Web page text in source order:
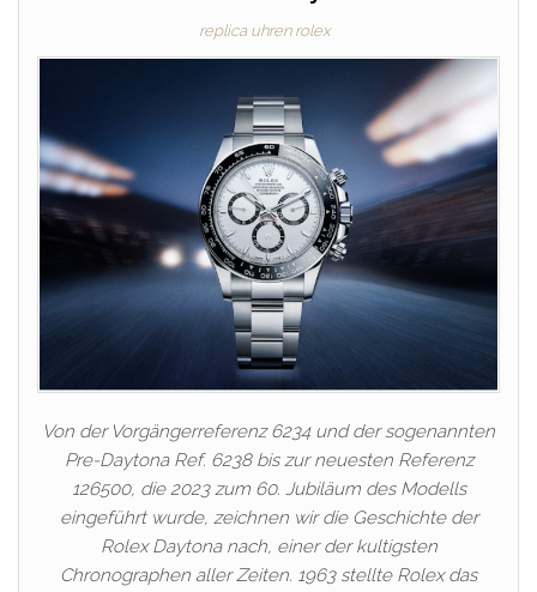
replica uhren rolex
Von der Vorgängerreferenz 6234 und der sogenannten
Pre-Daytona Ref. 6238 bis zur neuesten Referenz
126500, die 2023 zum 60. Jubiläum des Modells
eingeführt wurde, zeichnen wir die Geschichte der
Rolex Daytona nach, einer der kultigsten
Chronographen aller Zeiten. 1963 stellte Rolex das